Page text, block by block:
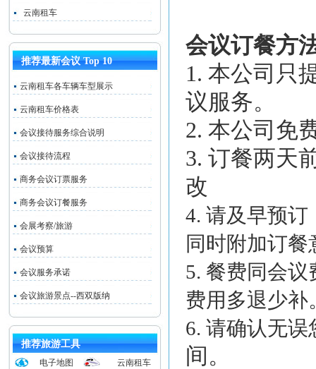
云南租车
推荐最新会议 Top 10
云南租车各车辆车型展示
云南租车价格表
会议接待服务综合说明
会议接待流程
商务会议订票服务
商务会议订餐服务
会展考察/旅游
会议预算
会议服务承诺
会议旅游景点--西双版纳
推荐旅游工具
电子地图
云南租车
会议订餐方
1. 本公司只
议服务。
2. 本公司免
3. 订餐两天
改
4. 请及早预
同时附加订
5. 餐费同会
费用多退少补
6. 请确认无误
间。